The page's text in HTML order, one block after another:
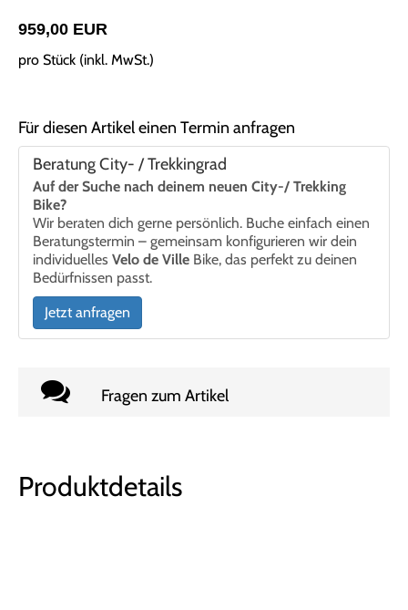
959,00 EUR
pro Stück (inkl. MwSt.)
Für diesen Artikel einen Termin anfragen
Beratung City- / Trekkingrad
Auf der Suche nach deinem neuen City-/ Trekking
Bike?
Wir beraten dich gerne persönlich. Buche einfach einen
Beratungstermin – gemeinsam konfigurieren wir dein
individuelles Velo de Ville Bike, das perfekt zu deinen
Bedürfnissen passt.
Jetzt anfragen
Fragen zum Artikel
Produktdetails